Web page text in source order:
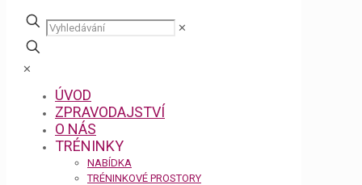
✕
✕
ÚVOD
ZPRAVODAJSTVÍ
O NÁS
TRÉNINKY
NABÍDKA
TRÉNINKOVÉ PROSTORY